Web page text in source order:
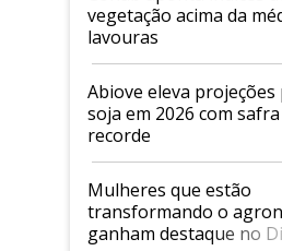
vegetação acima da
lavouras
Abiove eleva projeções
soja em 2026 com safra
recorde
Mulheres que estão
transformando o
ganham destaque no